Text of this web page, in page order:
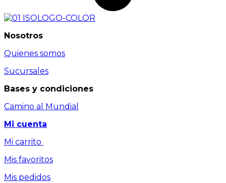
Nosotros
Quienes somos
Sucursales
Bases y condiciones
Camino al Mundial
Mi cuenta
Mi carrito
Mis favoritos
Mis pedidos